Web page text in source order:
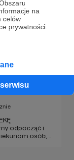
na
celów
prywatności.
- wcielamy się
oraz
odpocząć i
osób,